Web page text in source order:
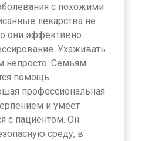
с похожими
лекарства не
они эффективно
Ухаживать
непросто. Семьям
помощь
профессиональная
и умеет
с пациентом. Он
среду, в